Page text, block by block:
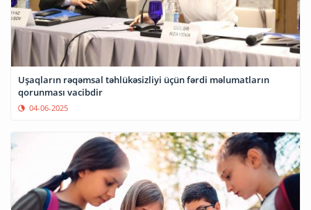
Uşaqların rəqəmsal təhlükəsizliyi üçün fərdi məlumatların
qorunması vacibdir
04-06-2025